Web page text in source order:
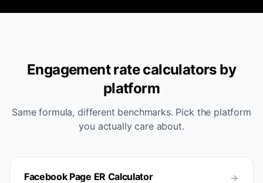
Engagement rate calculators by
platform
Same formula, different benchmarks. Pick the platform
you actually care about.
Facebook Page ER Calculator